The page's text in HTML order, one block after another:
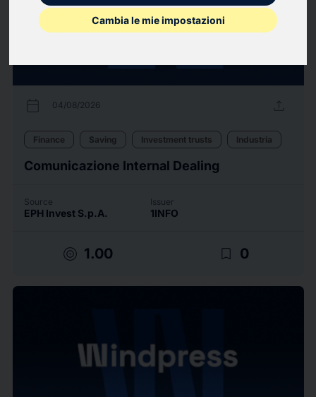
Cambia le mie impostazioni
calendar_today 04/08/2026 upload
Finance Saving Investment trusts Industria
Comunicazione Internal Dealing
Source
EPH Invest S.p.A.
Issuer
1INFO
target 1.00 bookmark_border 0